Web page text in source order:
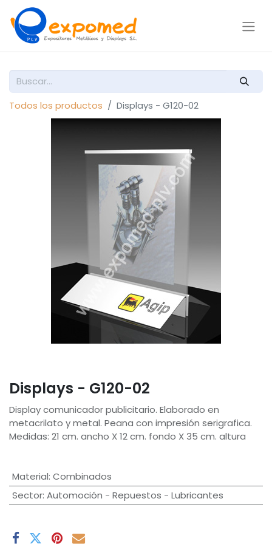
Todos los productos Displays - G120-02
Displays - G120-02
Display comunicador publicitario. Elaborado en
metacrilato y metal. Peana con impresión serigrafica.
Medidas: 21 cm. ancho X 12 cm. fondo X 35 cm. altura
Material: Combinados
Sector: Automoción - Repuestos - Lubricantes